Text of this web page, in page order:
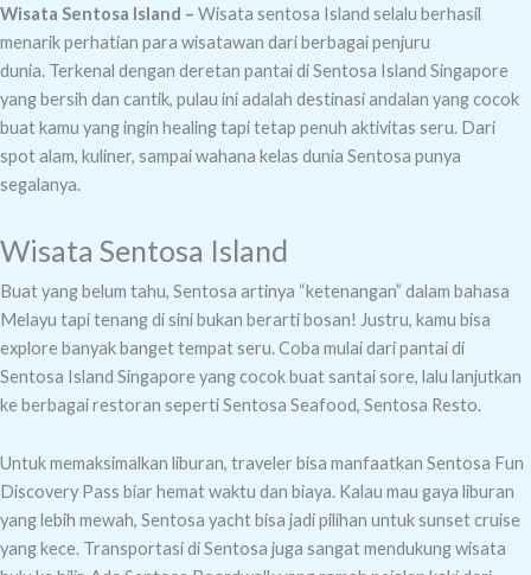
Wisata Sentosa Island – Wisata sentosa Island selalu berhasil
menarik perhatian para wisatawan dari berbagai penjuru
dunia. Terkenal dengan deretan pantai di Sentosa Island Singapore
yang bersih dan cantik, pulau ini adalah destinasi andalan yang cocok
buat kamu yang ingin healing tapi tetap penuh aktivitas seru. Dari
spot alam, kuliner, sampai wahana kelas dunia Sentosa punya
segalanya.
Wisata Sentosa Island
Buat yang belum tahu, Sentosa artinya “ketenangan” dalam bahasa
Melayu tapi tenang di sini bukan berarti bosan! Justru, kamu bisa
explore banyak banget tempat seru.Coba mulai dari pantai di
Sentosa Island Singapore yang cocok buat santai sore, lalu lanjutkan
ke berbagai restoran seperti Sentosa Seafood, Sentosa Resto.
Untuk memaksimalkan liburan, traveler bisa manfaatkan Sentosa Fun
Discovery Pass biar hemat waktu dan biaya. Kalau mau gaya liburan
yang lebih mewah, Sentosa yacht bisa jadi pilihan untuk sunset cruise
yang kece. Transportasi di Sentosa juga sangat mendukung wisata